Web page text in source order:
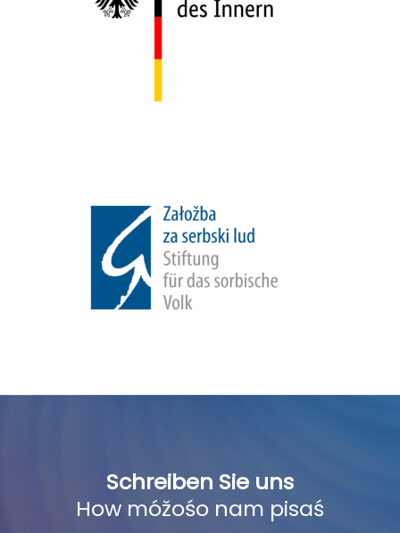
Schreiben Sie uns
How móžośo nam pisaś